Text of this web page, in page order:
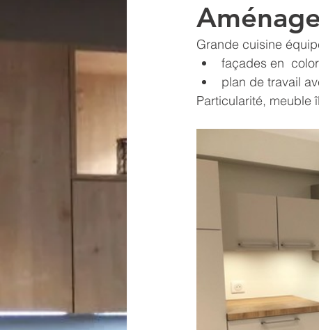
Grande cuisine
façades en
plan de travail
Particularité, meuble